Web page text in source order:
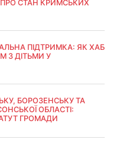
СТАН КРИМСЬКИХ
ПІДТРИМКА: ЯК ХАБ
З ДІТЬМИ У
БОРОЗЕНСЬКУ ТА
ОБЛАСТІ:
ГРОМАДИ